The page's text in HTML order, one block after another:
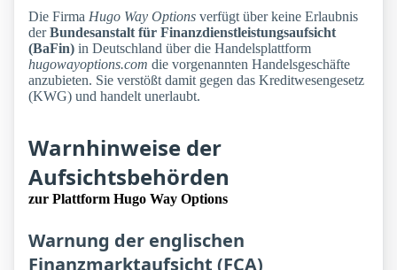
Die Firma Hugo Way Options verfügt über keine Erlaubnis
derBundesanstalt für Finanzdienstleistungsaufsicht
(BaFin) in Deutschland über die Handelsplattform
hugowayoptions.com die vorgenannten Handelsgeschäfte
anzubieten. Sie verstößt damit gegen das Kreditwesengesetz
(KWG) und handelt unerlaubt.
Warnhinweise der
Aufsichtsbehörden
zur Plattform Hugo Way Options
Warnung der englischen
Finanzmarktaufsicht (FCA)